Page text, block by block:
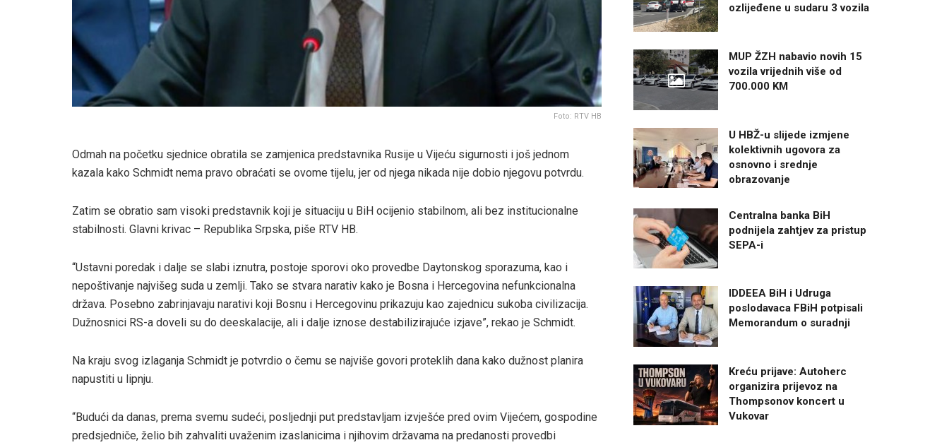
Foto: RTV HB
Odmah na početku sjednice obratila se zamjenica predstavnika Rusije u Vijeću sigurnosti i još jednom
kazala kako Schmidt nema pravo obraćati se ovome tijelu, jer od njega nikada nije dobio njegovu potvrdu.
Zatim se obratio sam visoki predstavnik koji je situaciju u BiH ocijenio stabilnom, ali bez institucionalne
stabilnosti. Glavni krivac – Republika Srpska, piše RTV HB.
“Ustavni poredak i dalje se slabi iznutra, postoje sporovi oko provedbe Daytonskog sporazuma, kao i
nepoštivanje najvišeg suda u zemlji. Tako se stvara narativ kako je Bosna i Hercegovina nefunkcionalna
država. Posebno zabrinjavaju narativi koji Bosnu i Hercegovinu prikazuju kao zajednicu sukoba civilizacija.
Dužnosnici RS-a doveli su do deeskalacije, ali i dalje iznose destabilizirajuće izjave”, rekao je Schmidt.
Na kraju svog izlaganja Schmidt je potvrdio o čemu se najviše govori proteklih dana kako dužnost planira
napustiti u lipnju.
“Budući da danas, prema svemu sudeći, posljednji put predstavljam izvješće pred ovim Vijećem, gospodine
predsjedniče, želio bih zahvaliti uvaženim izaslanicima i njihovim državama na predanosti provedbi
ozlijeđene u sudaru 3 vozila
MUP ŽZH nabavio novih 15
vozila vrijednih više od
700.000 KM
U HBŽ-u slijede izmjene
kolektivnih ugovora za
osnovno i srednje
obrazovanje
Centralna banka BiH
podnijela zahtjev za pristup
SEPA-i
IDDEEA BiH i Udruga
poslodavaca FBiH potpisali
Memorandum o suradnji
Kreću prijave: Autoherc
organizira prijevoz na
Thompsonov koncert u
Vukovar